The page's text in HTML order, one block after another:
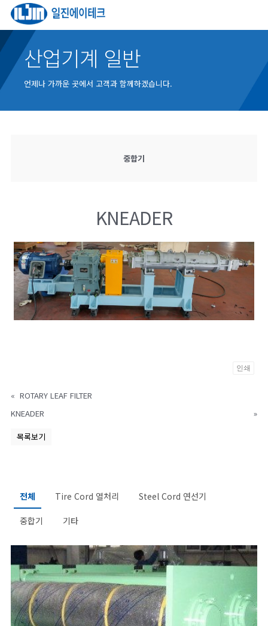
산업기계 일반
언제나 가까운 곳에서 고객과 함께하겠습니다.
중합기
KNEADER
인쇄
« ROTARY LEAF FILTER
KNEADER
»
목록보기
전체 Tire Cord 열처리 Steel Cord 연선기
중합기 기타